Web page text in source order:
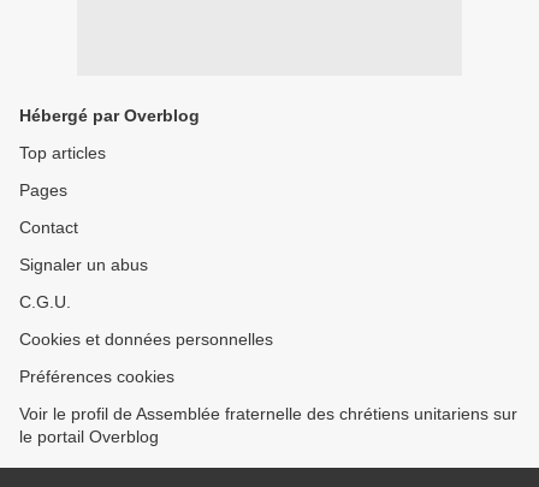
Hébergé par Overblog
Top articles
Pages
Contact
Signaler un abus
C.G.U.
Cookies et données personnelles
Préférences cookies
Voir le profil de Assemblée fraternelle des chrétiens unitariens sur
le portail Overblog